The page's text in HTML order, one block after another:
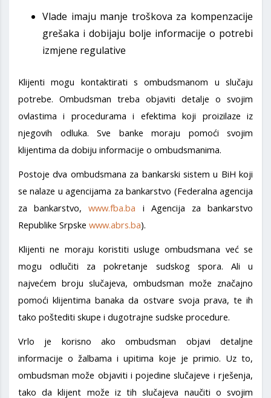
Vlade imaju manje troškova za kompenzacije
grešaka i dobijaju bolje informacije o potrebi
izmjene regulative
Klijenti mogu kontaktirati s ombudsmanom u slučaju
potrebe. Ombudsman treba objaviti detalje o svojim
ovlastima i procedurama i efektima koji proizilaze iz
njegovih odluka. Sve banke moraju pomoći svojim
klijentima da dobiju informacije o ombudsmanima.
Postoje dva ombudsmana za bankarski sistem u BiH koji
se nalaze u agencijama za bankarstvo (Federalna agencija
za bankarstvo,www.fba.ba i Agencija za bankarstvo
Republike Srpske www.abrs.ba).
Klijenti ne moraju koristiti usluge ombudsmana već se
mogu odlučiti za pokretanje sudskog spora. Ali u
najvećem broju slučajeva, ombudsman može značajno
pomoći klijentima banaka da ostvare svoja prava, te ih
tako poštediti skupe i dugotrajne sudske procedure.
Vrlo je korisno ako ombudsman objavi detaljne
informacije o žalbama i upitima koje je primio. Uz to,
ombudsman može objaviti i pojedine slučajeve i rješenja,
tako da klijent može iz tih slučajeva naučiti o svojim